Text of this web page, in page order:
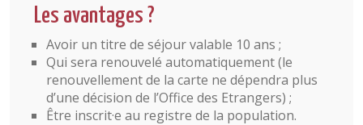
Les avantages ?
Avoir un titre de séjour valable 10 ans ;
Qui sera renouvelé automatiquement (le
renouvellement de la carte ne dépendra plus
d’une décision de l’Office des Etrangers) ;
Être inscrit·e au registre de la population.